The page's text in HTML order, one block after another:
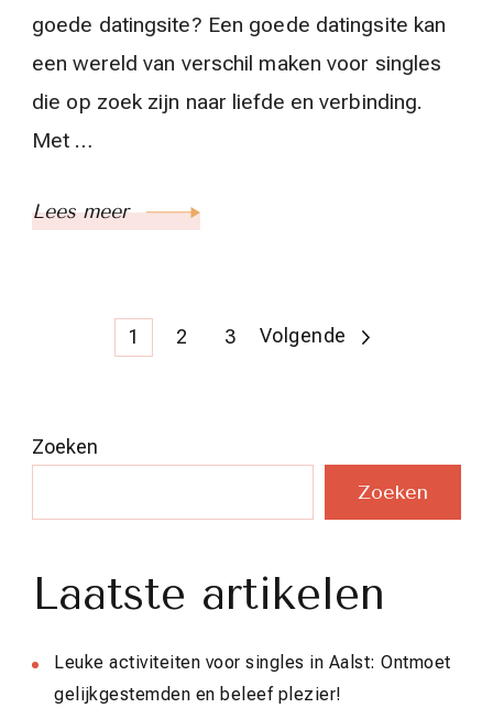
goede datingsite? Een goede datingsite kan
een wereld van verschil maken voor singles
die op zoek zijn naar liefde en verbinding.
Met …
Lees meer
Berichten
Pagina
1 Pagina
2 Pagina
3 Volgende
Zoeken
Zoeken
Laatste artikelen
Leuke activiteiten voor singles in Aalst: Ontmoet
gelijkgestemden en beleef plezier!